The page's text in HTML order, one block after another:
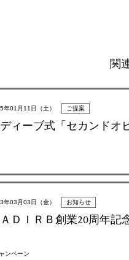
関
年01月11日（土） ご提案
ィーブ式「セカンドオ
年03月03日（金） お知らせ
ＤＩＲＢ創業20周年記
ンペーン